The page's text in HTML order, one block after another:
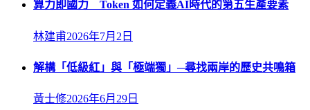
算力即國力 Token 如何定義AI時代的第五生產要素
林建甫2026年7月2日
解構「低級紅」與「極端獨」─尋找兩岸的歷史共鳴箱
黃士修2026年6月29日